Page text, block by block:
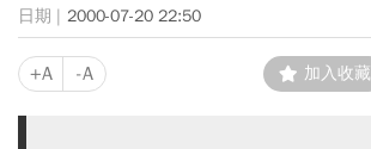
2000-07-20 22:50
+A -A 加入收藏